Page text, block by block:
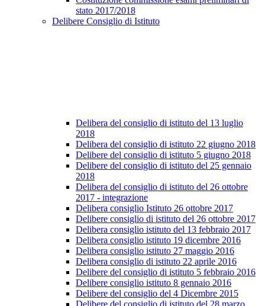
stato 2017/2018
Delibere Consiglio di Istituto
Delibera del consiglio di istituto del 13 luglio
2018
Delibera del consiglio di istituto 22 giugno 2018
Delibere del consiglio di istituto 5 giugno 2018
Delibere del consiglio di istituto del 25 gennaio
2018
Delibera del consiglio di istituto del 26 ottobre
2017 - integrazione
Delibera consiglio Istituto 26 ottobre 2017
Delibere consiglio di istituto del 26 ottobre 2017
Delibera consiglio istituto del 13 febbraio 2017
Delibera consiglio istituto 19 dicembre 2016
Delibera consiglio istituto 27 maggio 2016
Delibera consiglio di istituto 22 aprile 2016
Delibere del consiglio di istituto 5 febbraio 2016
Delibere consiglio istituto 8 gennaio 2016
Delibere del consiglio del 4 Dicembre 2015